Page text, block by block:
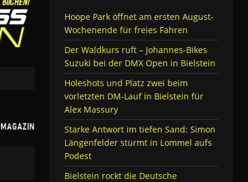
Hoope Park öffnet am ersten August-
Wochenende für freies Fahren
Der Waldkurs ruft – Johannes-Bikes
Suzuki bei der DMX Open in Bielstein
Holeshots und Platz zwei beim
vorletzten DM-Lauf in Bielstein für
Alex Massury
Starke Antwort im tiefen Sand: Simon
Längenfelder stürmt in Lommel aufs
Podest
Bielstein rockt die Deutsche